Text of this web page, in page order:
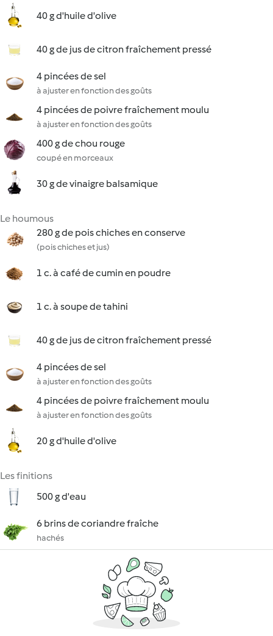
40 g d'huile d'olive
40 g de jus de citron fraîchement pressé
4 pincées de sel
à ajuster en fonction des goûts
4 pincées de poivre fraîchement moulu
à ajuster en fonction des goûts
400 g de chou rouge
coupé en morceaux
30 g de vinaigre balsamique
Le houmous
280 g de pois chiches en conserve
(pois chiches et jus)
1 c. à café de cumin en poudre
1 c. à soupe de tahini
40 g de jus de citron fraîchement pressé
4 pincées de sel
à ajuster en fonction des goûts
4 pincées de poivre fraîchement moulu
à ajuster en fonction des goûts
20 g d'huile d'olive
Les finitions
500 g d'eau
6 brins de coriandre fraîche
hachés